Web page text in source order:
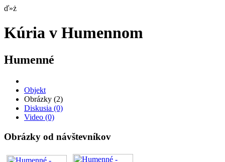
ď»ż
Kúria v Humennom
Humenné
Objekt
Obrázky (2)
Diskusia (0)
Video (0)
Obrázky od návštevníkov